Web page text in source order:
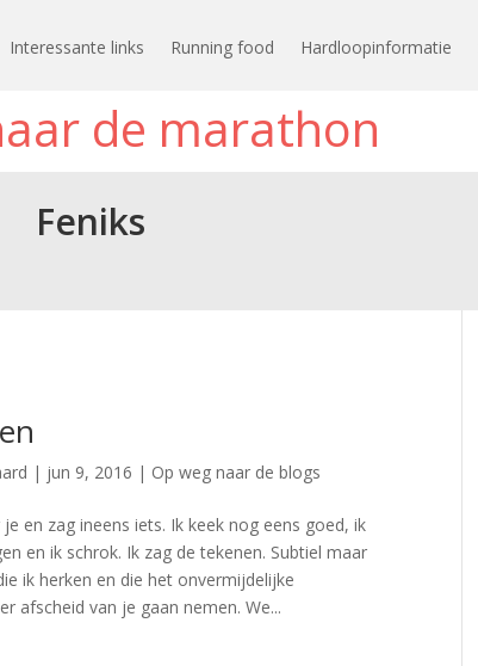
Interessante links Running food Hardloopinformatie
de marathon
Feniks
| jun 9, 2016 | Op weg naar de blogs
en zag ineens iets. Ik keek nog eens goed, ik
en ik schrok. Ik zag de tekenen. Subtiel maar
ik herken en die het onvermijdelijke
afscheid van je gaan nemen. We...